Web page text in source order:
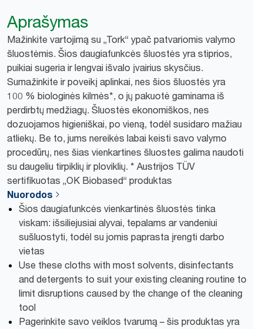
Aprašymas
Mažinkite vartojimą su „Tork“ ypač patvariomis valymo
šluostėmis. Šios daugiafunkcės šluostės yra stiprios,
puikiai sugeria ir lengvai išvalo įvairius skysčius.
Sumažinkite ir poveikį aplinkai, nes šios šluostės yra
100 % biologinės kilmės*, o jų pakuotė gaminama iš
perdirbtų medžiagų. Šluostės ekonomiškos, nes
dozuojamos higieniškai, po vieną, todėl susidaro mažiau
atliekų. Be to, jums nereikės labai keisti savo valymo
procedūrų, nes šias vienkartines šluostes galima naudoti
su daugeliu tirpiklių ir ploviklių. * Austrijos TÜV
sertifikuotas „OK Biobased“ produktas
Nuorodos
Šios daugiafunkcės vienkartinės šluostės tinka
viskam: išsiliejusiai alyvai, tepalams ar vandeniui
sušluostyti, todėl su jomis paprasta įrengti darbo
vietas
Use these cloths with most solvents, disinfectants
and detergents to suit your existing cleaning routine to
limit disruptions caused by the change of the cleaning
tool
Pagerinkite savo veiklos tvarumą – šis produktas yra